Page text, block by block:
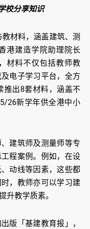
校分享知识
材料，涵盖建筑、测
港建造学院助理院长
材料不仅包括教师教
电子学习平台，全方
推出8套材料，涵盖不
26新学年供全港中小
建筑师及测量师等专
程案例。例如，在设
动线等因素，这些都
，教师亦可以学习建
升教学质素。
版「基建教育报」，